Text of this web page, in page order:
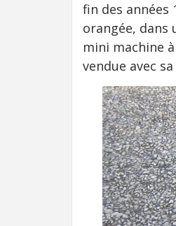
fin des années
orangée,
mini machine
vendue avec